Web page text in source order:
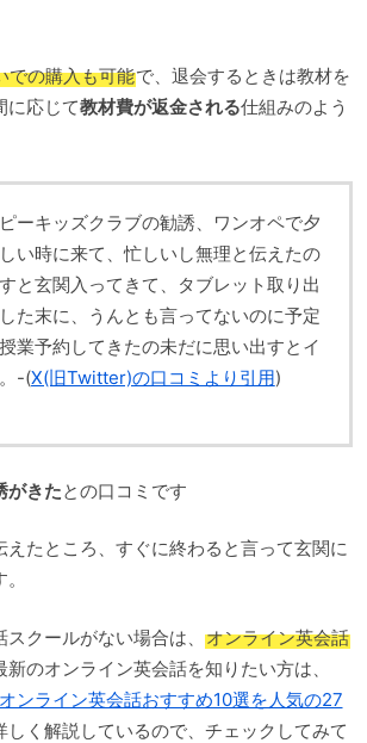
での購入も可能で、退会するときは教材を
に応じて教材費が返金される仕組みのよう
ーキッズクラブの勧誘、ワンオペで夕
い時に来て、忙しいし無理と伝えたの
と玄関入ってきて、タブレット取り出
た末に、うんとも言ってないのに予定
業予約してきたの未だに思い出すとイ
-(X(旧Twitter)の口コミより引用)
がきたとの口コミです
えたところ、すぐに終わると言って玄関に
クールがない場合は、 オンライン英会話
のオンライン英会話を知りたい方は、
ンライン英会話おすすめ10選を人気の27
しく解説しているので、チェックしてみて